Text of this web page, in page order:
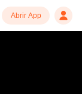
Abrir App